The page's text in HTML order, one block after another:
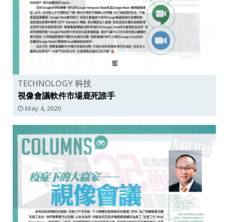
TECHNOLOGY 科技
視像會議軟件市場鹿死誰手
May 4, 2020